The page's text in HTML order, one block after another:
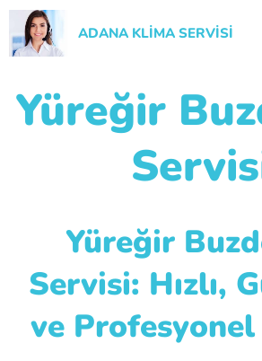
ADANA KLİMA SERVİSİ
Yüreğir
Yüreğir
Servisi: Hızlı,
ve